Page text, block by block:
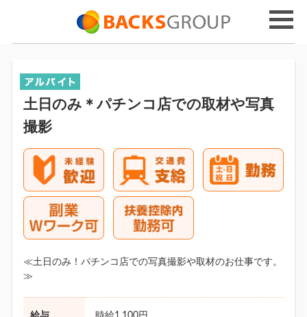
土日のみ＊パチンコ店での取材や写真
撮影
≪土日のみ！パチンコ店での写真撮影や取材のお仕事です。
≫